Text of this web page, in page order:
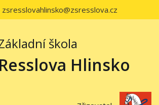
zsresslovahlinsko@zsresslova.cz
škola
Resslova Hlinsko